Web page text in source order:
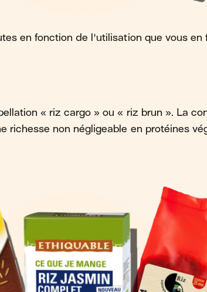
en fonction de l'utilisation que vous en
« riz cargo » ou « riz brun ». La
richesse non négligeable en protéines